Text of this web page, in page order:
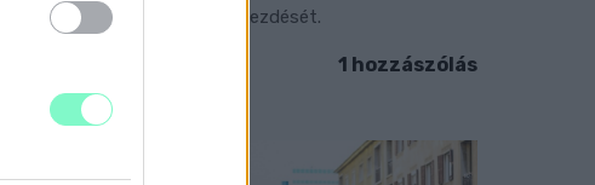
Handball elleni találkozó kezdését.
1 hozzászólás